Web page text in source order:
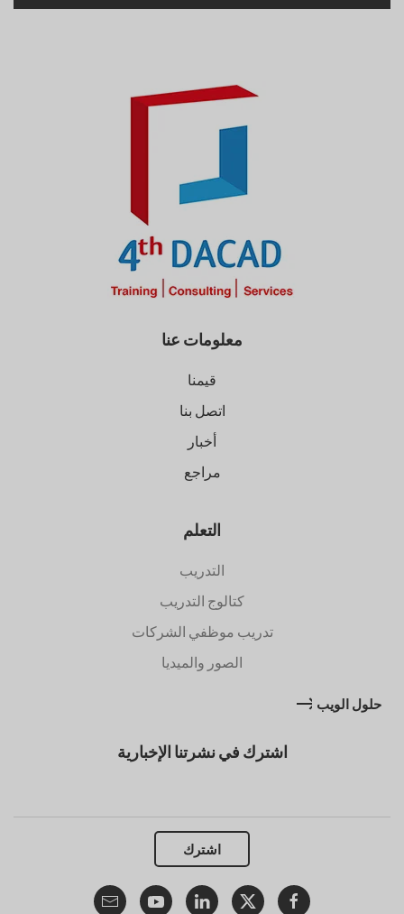
معلومات عنا
قيمنا
اتصل بنا
أخبار
مراجع
التعلم
التدريب
كتالوج التدريب
تدريب موظفي الشركات
الصور والميديا
حلول الويب
اشترك في نشرتنا الإخبارية
اشترك